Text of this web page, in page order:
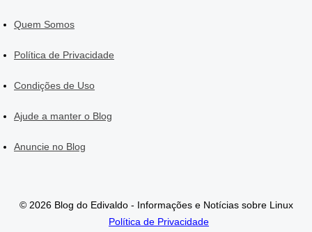
Quem Somos
Política de Privacidade
Condições de Uso
Ajude a manter o Blog
Anuncie no Blog
© 2026 Blog do Edivaldo - Informações e Notícias sobre Linux
Política de Privacidade